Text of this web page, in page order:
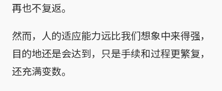
再也不复返。
然而，人的适应能力远比我们想象中来得强，
目的地还是会达到，只是手续和过程更繁复，
还充满变数。